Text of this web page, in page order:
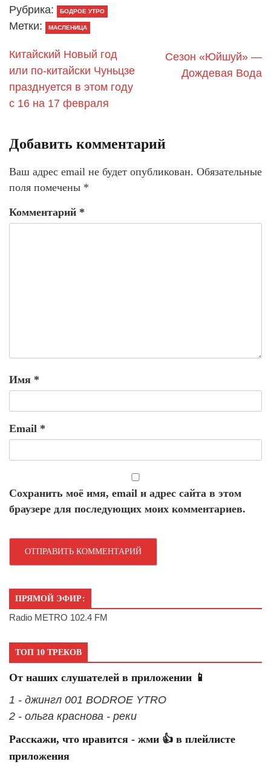
Рубрика: БОДРОЕ УТРО
Метки: МАСЛЕНИЦА
Китайский Новый год
или по-китайски Чуньцзе
празднуется в этом году
с 16 на 17 февраля
Cезон «Юйшуй» —
Дождевая Вода
Добавить комментарий
Ваш адрес email не будет опубликован. Обязательные
поля помечены *
Комментарий *
Имя *
Email *
Сохранить моё имя, email и адрес сайта в этом
браузере для последующих моих комментариев.
ПРЯМОЙ ЭФИР:
Radio METRO 102.4 FM
ТОП 10 ТРЕКОВ
От наших слушателей в приложении 📱
1 - джингл 001 BODROE YTRO
2 - ольга краснова - реки
Расскажи, что нравится - жми 👍 в плейлисте
приложения